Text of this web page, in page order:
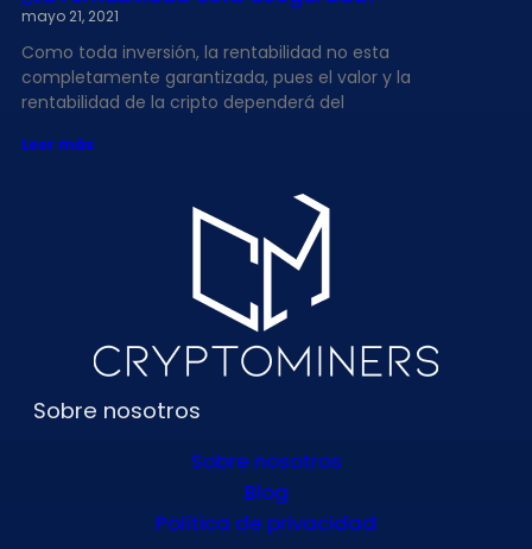
mayo 21, 2021
Como toda inversión, la rentabilidad no esta
completamente garantizada, pues el valor y la
rentabilidad de la cripto dependerá del
Leer más
Sobre nosotros
Sobre nosotros
Blog
Política de privacidad